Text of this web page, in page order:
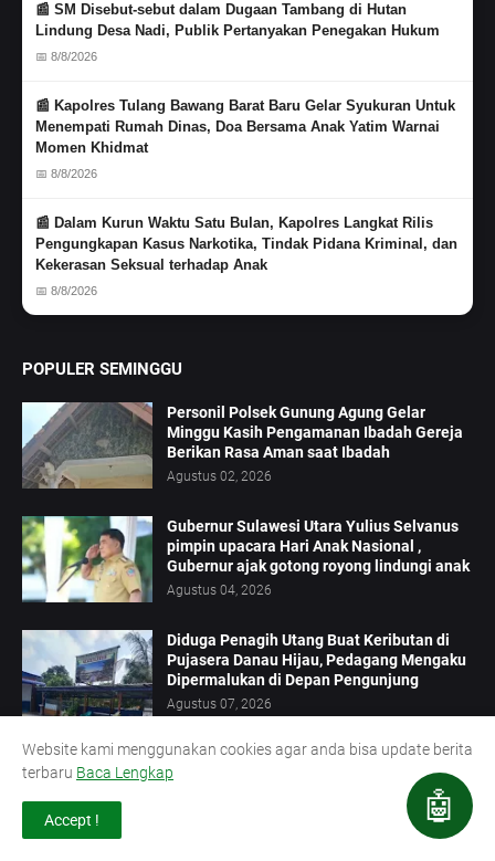
🤖
📰 SM Disebut-sebut dalam Dugaan Tambang di Hutan
Lindung Desa Nadi, Publik Pertanyakan Penegakan Hukum
📅 8/8/2026
📰 Kapolres Tulang Bawang Barat Baru Gelar Syukuran Untuk
Menempati Rumah Dinas, Doa Bersama Anak Yatim Warnai
Momen Khidmat
📅 8/8/2026
📰 Dalam Kurun Waktu Satu Bulan, Kapolres Langkat Rilis
Pengungkapan Kasus Narkotika, Tindak Pidana Kriminal, dan
Kekerasan Seksual terhadap Anak
📅 8/8/2026
POPULER SEMINGGU
Personil Polsek Gunung Agung Gelar
Minggu Kasih Pengamanan Ibadah Gereja
Berikan Rasa Aman saat Ibadah
Agustus 02, 2026
Gubernur Sulawesi Utara Yulius Selvanus
pimpin upacara Hari Anak Nasional ,
Gubernur ajak gotong royong lindungi anak
Agustus 04, 2026
Diduga Penagih Utang Buat Keributan di
Pujasera Danau Hijau, Pedagang Mengaku
Dipermalukan di Depan Pengunjung
Agustus 07, 2026
Dumas Presisi Berbuah Hasil, Polsek
Kampung Rakyat Bongkar Peredaran Sabu
di Tanjung Medan, Pengedar Ditangkap
Website kami menggunakan cookies agar anda bisa update berita
terbaru Baca Lengkap
Accept !